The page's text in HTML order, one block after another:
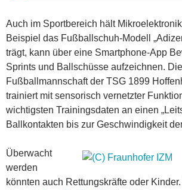
Auch im Sportbereich hält
Beispiel das Fußballschuh-Modell
trägt, kann über eine Smartphone-App
Sprints und Ballschüsse aufzeichnen. Die
Fußballmannschaft der TSG 1899
trainiert mit sensorisch vernetzter
wichtigsten Trainingsdaten an einen
Ballkontakten bis zur Geschwindigkeit
Überwacht
werden
könnten auch Rettungskräfte oder